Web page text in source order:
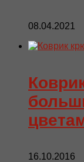
08.04.2021
16.10.2016